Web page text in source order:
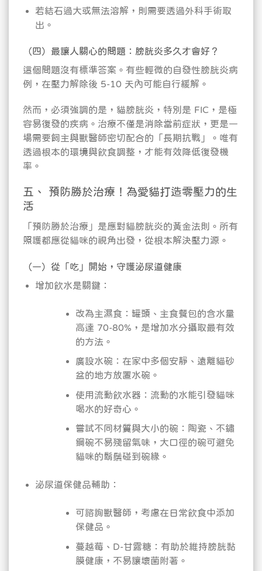
若結石過大或無法溶解，則需要透過外科手術取
出。
（四）最讓人關心的問題：膀胱炎多久才會好？
這個問題沒有標準答案。有些輕微的自發性膀胱炎病
例，在壓力解除後 5-10 天內可能自行緩解。
然而，必須強調的是，貓膀胱炎，特別是 FIC，是極
容易復發的疾病。治療不僅是消除當前症狀，更是一
場需要飼主與獸醫師密切配合的「長期抗戰」。唯有
透過根本的環境與飲食調整，才能有效降低復發機
率。
五、 預防勝於治療！為愛貓打造零壓力的生
活
「預防勝於治療」是應對貓膀胱炎的黃金法則。所有
照護都應從貓咪的視角出發，從根本解決壓力源。
（一）從「吃」開始，守護泌尿道健康
增加飲水是關鍵：
改為主濕食：罐頭、主食餐包的含水量
高達 70-80%，是增加水分攝取最有效
的方法。
廣設水碗：在家中多個安靜、遠離貓砂
盆的地方放置水碗。
使用流動飲水器：流動的水能引發貓咪
喝水的好奇心。
嘗試不同材質與大小的碗：陶瓷、不鏽
鋼碗不易殘留氣味，大口徑的碗可避免
貓咪的鬍鬚碰到碗緣。
泌尿道保健品輔助：
可諮詢獸醫師，考慮在日常飲食中添加
保健品。
蔓越莓、D-甘露糖：有助於維持膀胱黏
膜健康，不易讓壞菌附著。